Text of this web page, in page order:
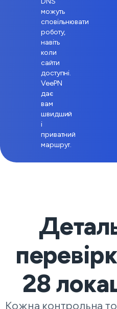
можуть
сповільнювати
роботу,
навіть
коли
сайти
доступні.
VeePN
дає
вам
швидший
і
приватний
маршрут.
28
Кожна контрольна